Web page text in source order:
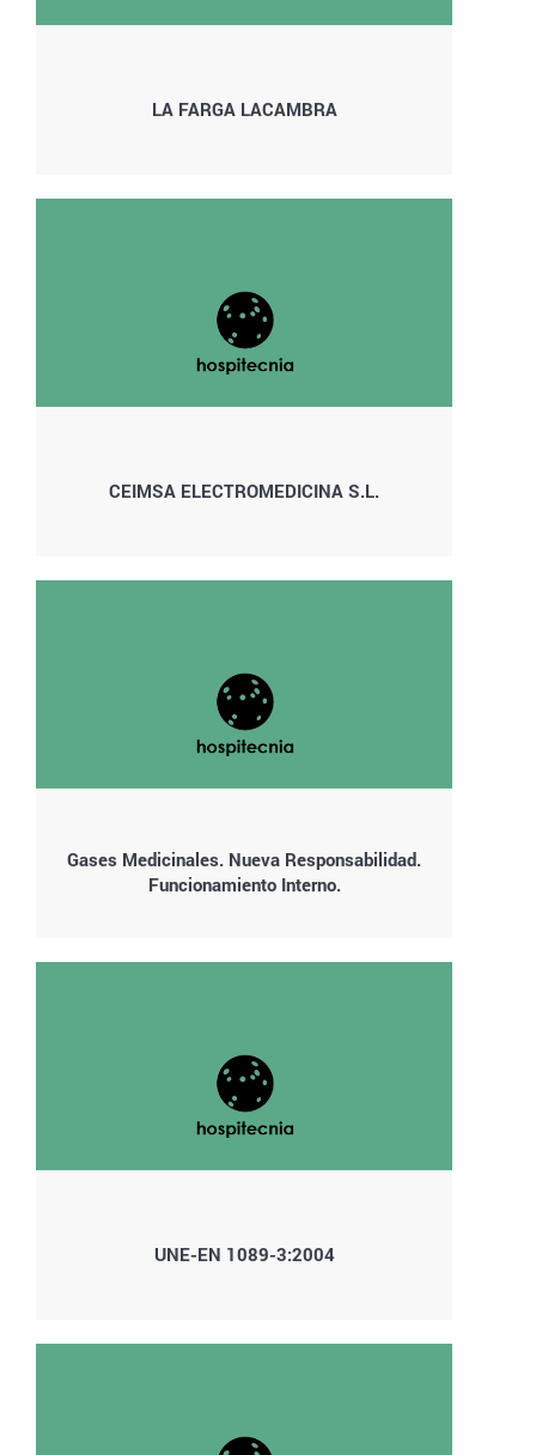
LA FARGA LACAMBRA
CEIMSA ELECTROMEDICINA S.L.
Gases Medicinales. Nueva Responsabilidad.
Funcionamiento Interno.
UNE-EN 1089-3:2004